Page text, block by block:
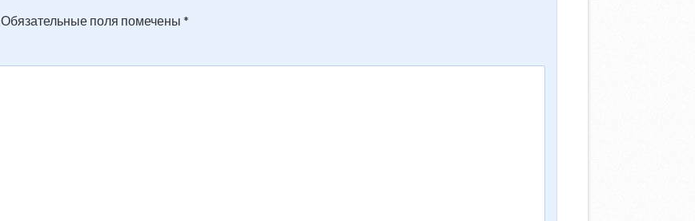
Обязательные поля помечены*